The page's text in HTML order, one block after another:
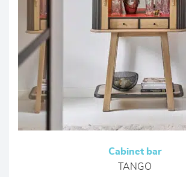
Cabinet bar
TANGO